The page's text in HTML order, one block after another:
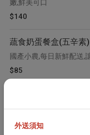
嫩,鮮美可口
$140
蔬食奶蛋餐盒(五辛素)
國產小農,每日新鮮配送,
$85
雙拚餐盒
外送須知